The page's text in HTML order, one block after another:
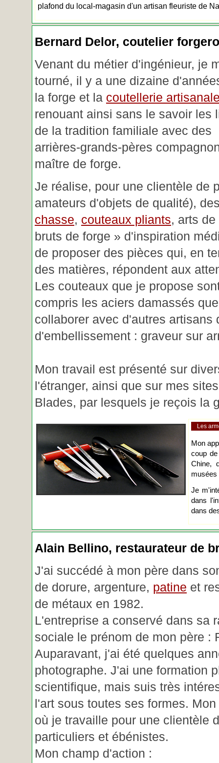
plafond du local-magasin d'un artisan fleuriste de
Bernard Delor, coutelier
Venant du métier d'ingénieur, je
tourné, il y a une dizaine
la forge et la coutellerie
renouant ainsi sans le savoir les
de la tradition familiale avec des
arrières-grands-pères
maître de forge.
Je réalise, pour une clientèle de
amateurs d'objets de qualité),
chasse, couteaux pliants, arts
bruts de forge » d'inspiration
de proposer des pièces qui, en
des matières, répondent aux
Les couteaux que je propose
compris les aciers damassés
collaborer avec d'autres artisans
d'embellissement : graveur sur
Mon travail est présenté sur
l'étranger, ainsi que sur mes
Blades, par lesquels je reçois la
Les
Mon
coup
Chine,
musées
Je
dans
dans
Alain Bellino, restaurateur de
J'ai succédé à mon père dans
de dorure, argenture, patine et
de métaux en 1982.
L'entreprise a conservé dans sa
sociale le prénom de mon père :
Auparavant, j'ai été quelques
photographe. J'ai une formation
scientifique, mais suis très
l'art sous toutes ses formes.
où je travaille pour une clientèle
particuliers et ébénistes.
Mon champ d'action :